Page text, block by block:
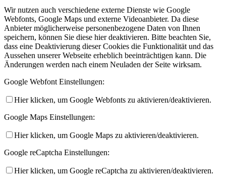
Wir nutzen auch verschiedene externe Dienste wie Google
Webfonts, Google Maps und externe Videoanbieter. Da diese
Anbieter möglicherweise personenbezogene Daten von Ihnen
speichern, können Sie diese hier deaktivieren. Bitte beachten Sie,
dass eine Deaktivierung dieser Cookies die Funktionalität und das
Aussehen unserer Webseite erheblich beeinträchtigen kann. Die
Änderungen werden nach einem Neuladen der Seite wirksam.
Google Webfont Einstellungen:
Hier klicken, um Google Webfonts zu aktivieren/deaktivieren.
Google Maps Einstellungen:
Hier klicken, um Google Maps zu aktivieren/deaktivieren.
Google reCaptcha Einstellungen:
Hier klicken, um Google reCaptcha zu aktivieren/deaktivieren.